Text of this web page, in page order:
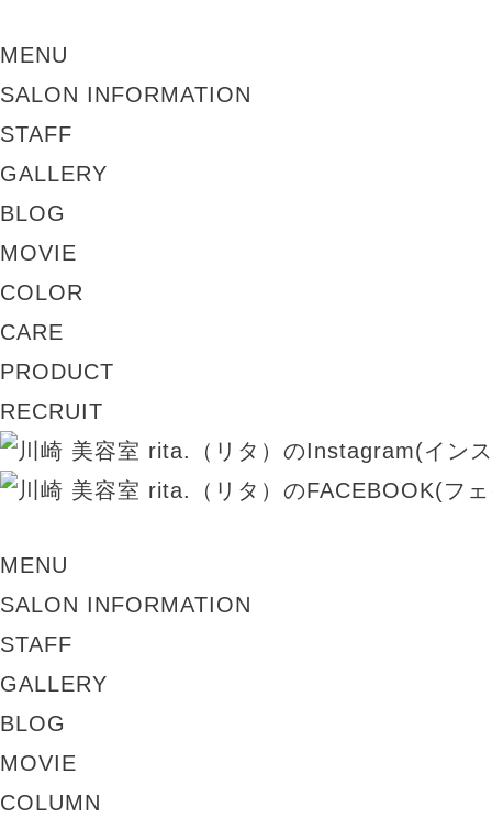
MENU
SALON INFORMATION
STAFF
GALLERY
BLOG
MOVIE
COLOR
CARE
PRODUCT
RECRUIT
MENU
SALON INFORMATION
STAFF
GALLERY
BLOG
MOVIE
COLUMN